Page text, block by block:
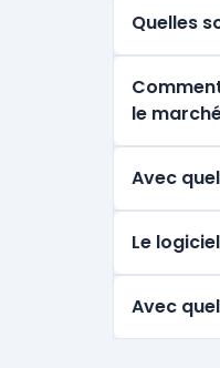
Quelles
le
Avec
Le
Avec